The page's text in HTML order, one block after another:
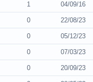
1 04/09/16
0 22/08/23
0 05/12/23
0 07/03/23
0 20/09/23